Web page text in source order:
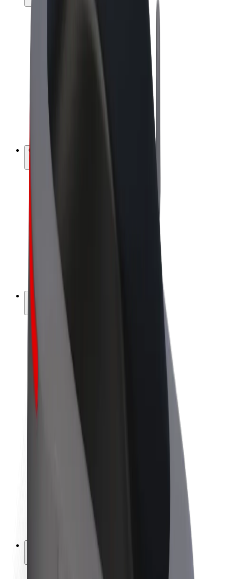
Bicis
Bolt Plus
Colabora con Bolt
Ingresos de conductor/a
Flotas
Empresa
Acerca de Bolt
Sostenibilidad en Bolt
Project Zero
Sala de prensa
Directrices de la marca
Relación con inversores